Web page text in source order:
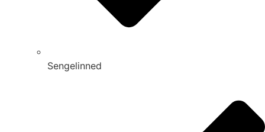
Sengelinned